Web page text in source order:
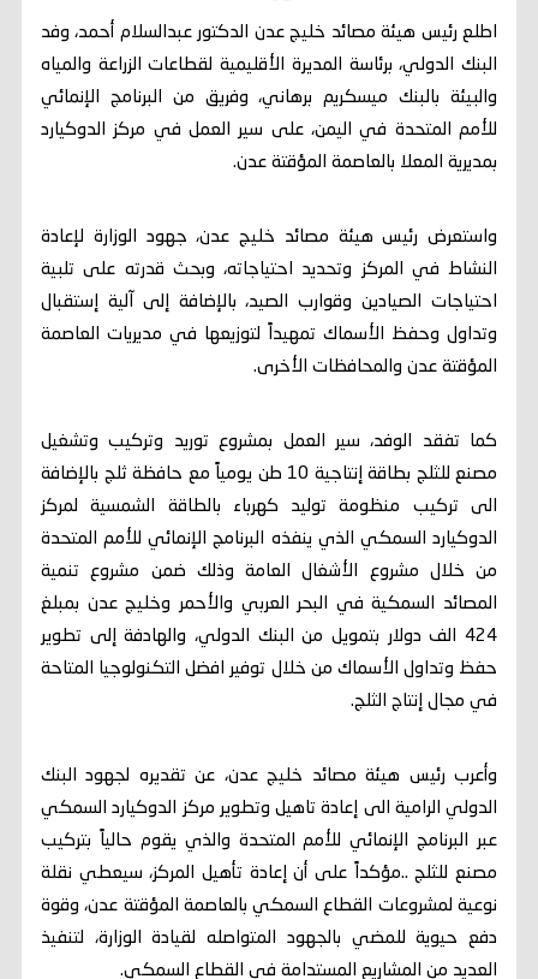
اطلع رئيس هيئة مصائد خليج عدن الدكتور عبدالسلام أحمد، وفد
البنك الدولي، برئاسة المديرة الأقليمية لقطاعات الزراعة والمياه
والبيئة بالبنك ميسكريم برهاني، وفريق من البرنامج الإنمائي
للأمم المتحدة في اليمن، على سير العمل في مركز الدوكيارد
بمديرية المعلا بالعاصمة المؤقتة عدن.
واستعرض رئيس هيئة مصائد خليج عدن، جهود الوزارة لإعادة
النشاط في المركز وتحديد احتياجاته، وبحث قدرته على تلبية
احتياجات الصيادين وقوارب الصيد، بالإضافة إلى آلية إستقبال
وتداول وحفظ الأسماك تمهيداً لتوزيعها في مديريات العاصمة
المؤقتة عدن والمحافظات الأخرى.
كما تفقد الوفد، سير العمل بمشروع توريد وتركيب وتشغيل
مصنع للثلج بطاقة إنتاجية 10 طن يومياً مع حافظة ثلج بالإضافة
الى تركيب منظومة توليد كهرباء بالطاقة الشمسية لمركز
الدوكيارد السمكي الذي ينفذه البرنامج الإنمائي للأمم المتحدة
من خلال مشروع الأشغال العامة وذلك ضمن مشروع تنمية
المصائد السمكية في البحر العربي والأحمر وخليج عدن بمبلغ
424 الف دولار بتمويل من البنك الدولي، والهادفة إلى تطوير
حفظ وتداول الأسماك من خلال توفير افضل التكنولوجيا المتاحة
في مجال إنتاج الثلج.
وأعرب رئيس هيئة مصائد خليج عدن، عن تقديره لجهود البنك
الدولي الرامية الى إعادة تاهيل وتطوير مركز الدوكيارد السمكي
عبر البرنامج الإنمائي للأمم المتحدة والذي يقوم حالياً بتركيب
مصنع للثلج ..مؤكداً على أن إعادة تأهيل المركز، سيعطي نقلة
نوعية لمشروعات القطاع السمكي بالعاصمة المؤقتة عدن، وقوة
دفع حيوية للمضي بالجهود المتواصله لقيادة الوزارة، لتنفيذ
العديد من المشاريع المستدامة في القطاع السمكي.